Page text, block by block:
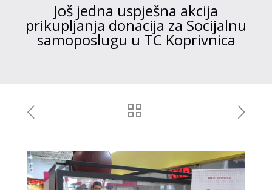
Još jedna uspješna akcija
prikupljanja donacija za Socijalnu
samoposlugu u TC Koprivnica